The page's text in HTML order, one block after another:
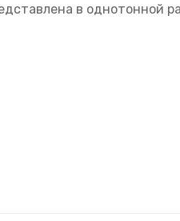
в однотонной